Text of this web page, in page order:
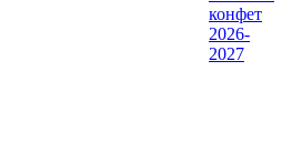
конфет
2026-
2027